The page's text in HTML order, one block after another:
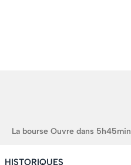
La bourse Ouvre dans 5h45min
HISTORIQUES